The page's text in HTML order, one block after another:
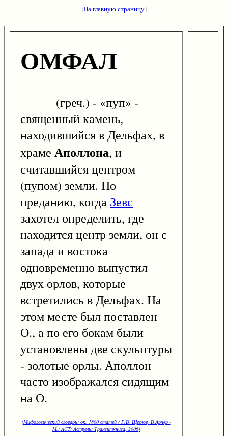
[На главную страницу]
ОМФАЛ
(греч.) - «пуп» -
священный камень,
находившийся в Дельфах, в
храме Аполлона, и
считавшийся центром
(пупом) земли. По
преданию, когда Зевс
захотел определить, где
находится центр земли, он с
запада и востока
одновременно выпустил
двух орлов, которые
встретились в Дельфах. На
этом месте был поставлен
О., а по его бокам были
установлены две скульптуры
- золотые орлы. Аполлон
часто изображался сидящим
на О.
(Мифологический словарь: ок. 1800 статей / Г.В. Щеглов, В.Арчер -
М.: ACT: Астрель: Транзиткнига, 2006)